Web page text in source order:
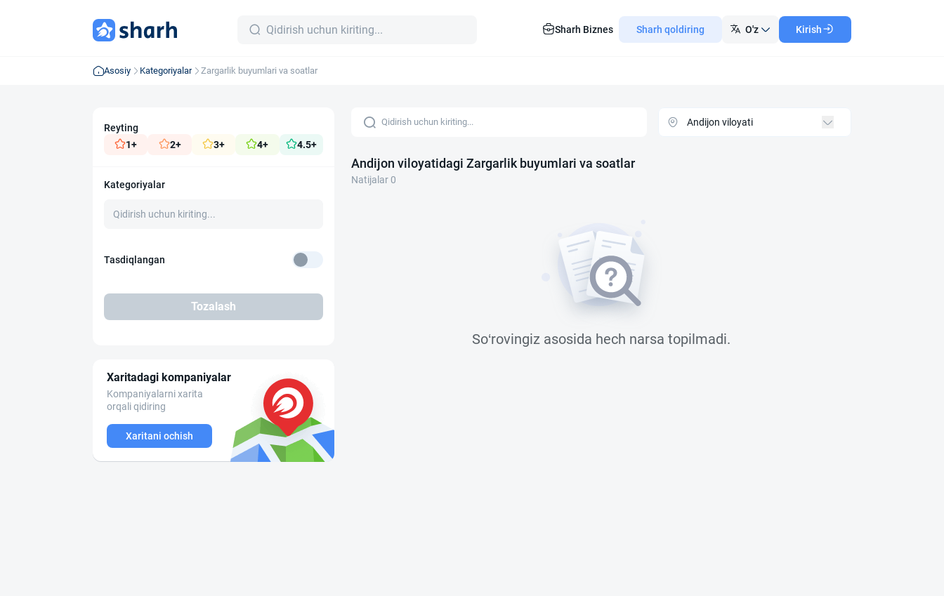
Sharh Biznes Sharh qoldiring O'z Kirish
Asosiy Kategoriyalar Zargarlik buyumlari va soatlar
Reyting
1+
2+ 3+ 4+ 4.5+
Kategoriyalar
Tasdiqlangan
Tozalash
Xaritadagi kompaniyalar
Kompaniyalarni xarita
orqali qidiring
Xaritani ochish
Andijon viloyatidagi Zargarlik buyumlari va soatlar
Natijalar 0
So‘rovingiz asosida hech narsa topilmadi.